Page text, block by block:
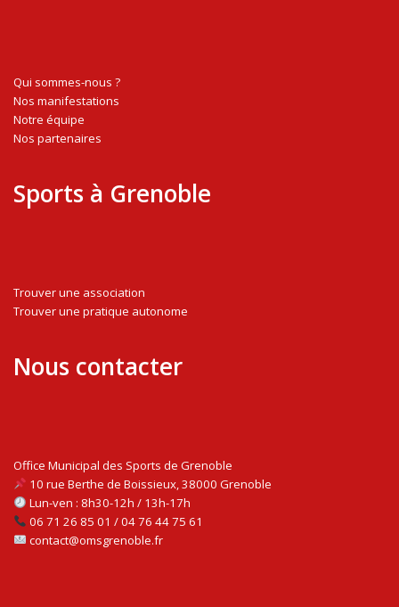
Qui sommes-nous ?
Nos manifestations
Notre équipe
Nos partenaires
Sports à Grenoble
Trouver une association
Trouver une pratique autonome
Nous contacter
Office Municipal des Sports de Grenoble
10 rue Berthe de Boissieux, 38000 Grenoble
Lun-ven : 8h30-12h / 13h-17h
06 71 26 85 01 / 04 76 44 75 61
contact@omsgrenoble.fr